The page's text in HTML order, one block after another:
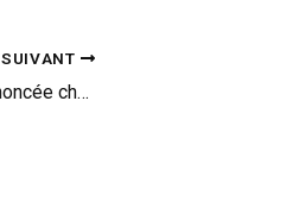
SUIVANT
Quizz : quelle surprise annoncée chez Brabus pour le salon de Francfort ?